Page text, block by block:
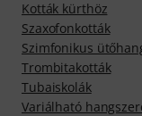
Kották kürthöz
Szaxofonkották
Szimfonikus
Trombitakották
Tubaiskolák
Variálható